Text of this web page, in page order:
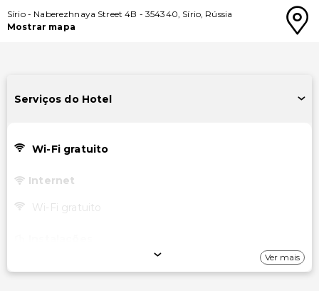
Sírio- Naberezhnaya Street 4B - 354340, Sírio, Rússia
Mostrar mapa
Serviços do Hotel
Wi-Fi gratuito
Internet
Wi-Fi gratuito
Ver mais